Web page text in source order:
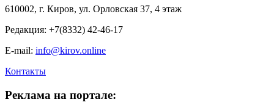
610002, г. Киров, ул. Орловская 37, 4 этаж
Редакция: +7(8332) 42-46-17
E-mail: info@kirov.online
Контакты
Реклама на портале: